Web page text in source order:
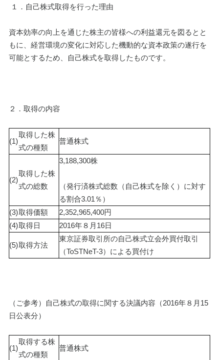
１．自己株式取得を行った理由
資本効率の向上を通じた株主の皆様への利益還元を図るとと
もに、経営環境の変化に対応した機動的な資本政策の遂行を
可能とするため、自己株式を取得したものです。
２．取得の内容
(1)
取得した株
式の種類
普通株式
(2)
取得した株
式の総数
3,188,300株
（発行済株式総数（自己株式を除く）に対す
る割合3.01％）
(3)取得価額
2,352,965,400円
(4)取得日 2016年８月16日
(5)取得方法
東京証券取引所の自己株式立会外買付取引
（ToSTNeT-3）による買付け
（ご参考）自己株式の取得に関する決議内容（2016年８月15
日公表分）
(1)
取得する株
式の種類
普通株式